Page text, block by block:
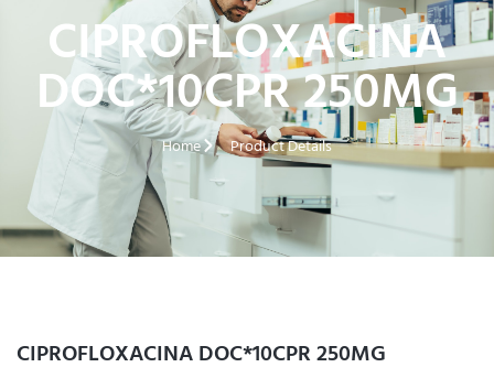
CIPROFLOXACINA
DOC*10CPR 250MG
Home Product Details
CIPROFLOXACINA DOC*10CPR 250MG